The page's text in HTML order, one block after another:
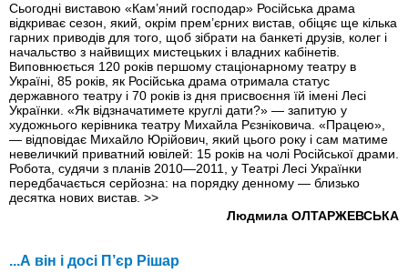
Сьогодні виставою «Кам’яний господар» Російська драма
відкриває сезон, який, окрім прем’єрних вистав, обіцяє ще кілька
гарних приводів для того, щоб зібрати на банкеті друзів, колег і
начальство з найвищих мистецьких i владних кабінетів.
Виповнюється 120 років першому стаціонарному театру в
Україні, 85 років, як Російська драма отримала статус
державного театру і 70 років iз дня присвоєння їй імені Лесі
Українки. «Як відзначатимете круглі дати?» — запитую у
художнього керівника театру Михайла Рєзніковича. «Працею»,
— відповідає Михайло Юрійович, який цього року і сам матиме
невеличкий приватний ювілей: 15 років на чолі Російської драми.
Робота, судячи з планів 2010—2011, у Театрі Лесі Українки
передбачається серйозна: на порядку денному — близько
десятка нових вистав. >>
Людмила ОЛТАРЖЕВСЬКА
...А він і досі П’єр Рішар